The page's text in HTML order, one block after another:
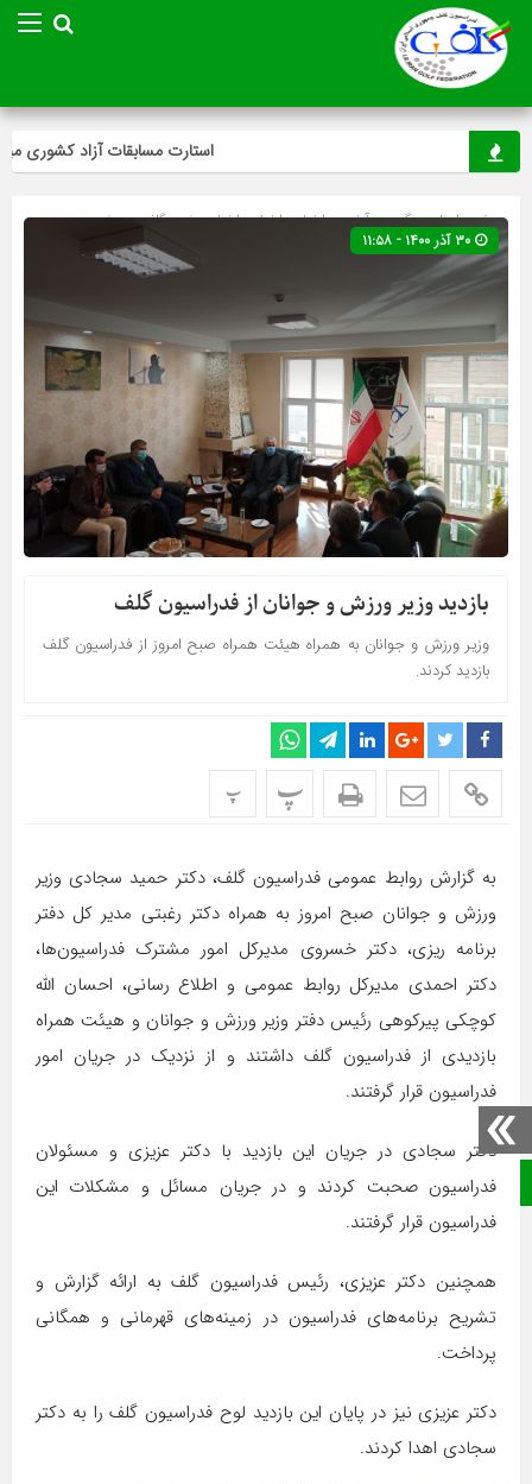
صفحه نخست
استارت مسابقات آزاد کشوری
صفحه اصلی» گروه »آخرین اخبار»اخبار»اخبار ویژه»گلف»ویژه
بازدید وزیر ورزش و جوانان از فدراسیون گلف
وزیر ورزش و جوانان به همراه هیئت همراه صبح امروز از فدراسیون گلف
بازدید کردند.
پ پ
به گزارش روابط عمومی فدراسیون گلف، دکتر حمید سجادی وزیر
ورزش و جوانان صبح امروز به همراه دکتر رغبتی مدیر کل دفتر
برنامه ریزی، دکتر خسروی مدیرکل امور مشترک فدراسیون‌ها،
دکتر احمدی مدیرکل روابط عمومی و اطلاع رسانی، احسان الله
کوچکی پیرکوهی رئیس دفتر وزیر ورزش و جوانان و هیئت همراه
بازدیدی از فدراسیون گلف داشتند و از نزدیک در جریان امور
فدراسیون قرار گرفتند.
دکتر سجادی در جریان این بازدید با دکتر عزیزی و مسئولان
فدراسیون صحبت کردند و در جریان مسائل و مشکلات این
فدراسیون قرار گرفتند.
همچنین دکتر عزیزی، رئیس فدراسیون گلف به ارائه گزارش و
تشریح برنامه‌های فدراسیون در زمینه‌های قهرمانی و همگانی
پرداخت.
دکتر عزیزی نیز در پایان این بازدید لوح فدراسیون گلف را به دکتر
سجادی اهدا کردند.